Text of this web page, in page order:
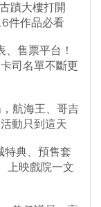
蹟大樓打開
件作品必看
售票平台！
司名單不斷更
航海王、哥吉
動只到這天
特典、預售套
上映戲院一文